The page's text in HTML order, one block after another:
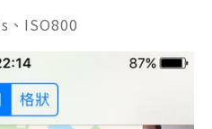
、ISO800